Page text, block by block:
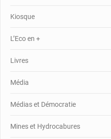
Kiosque
L’Eco en +
Livres
Média
Médias et Démocratie
Mines et Hydrocabures